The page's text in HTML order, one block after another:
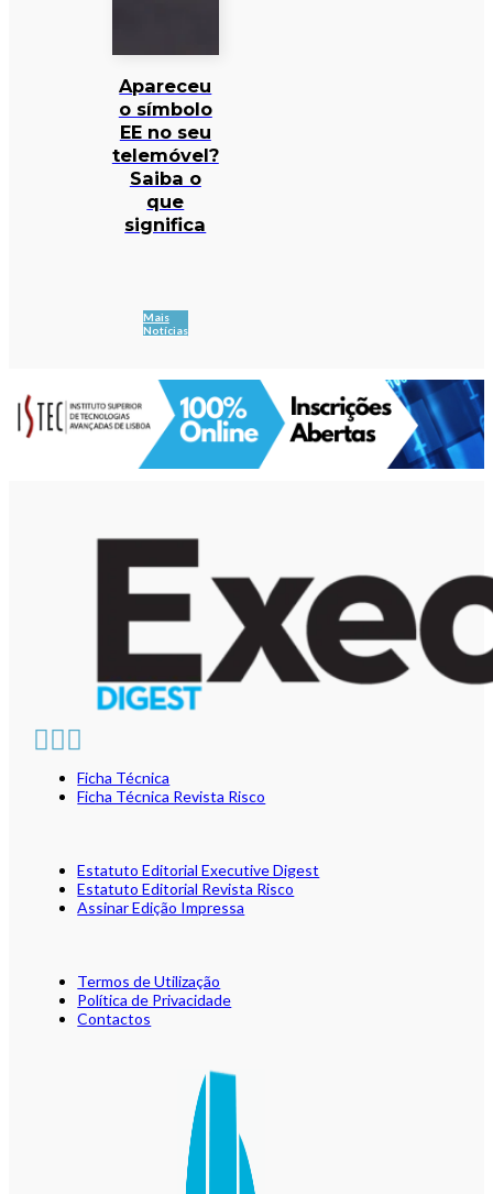
Apareceu
o símbolo
EE no seu
telemóvel?
Saiba o
que
significa
Mais
Notícias
Ficha Técnica
Ficha Técnica Revista Risco
Estatuto Editorial Executive Digest
Estatuto Editorial Revista Risco
Assinar Edição Impressa
Termos de Utilização
Política de Privacidade
Contactos